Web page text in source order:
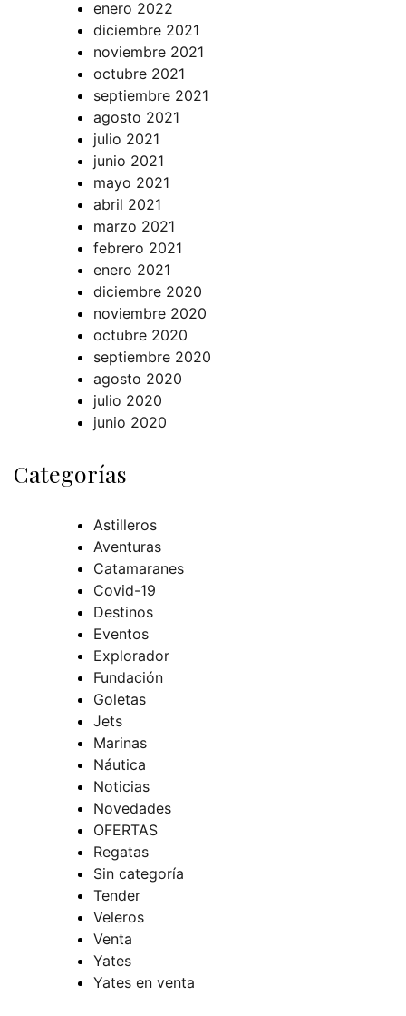
enero 2022
diciembre 2021
noviembre 2021
octubre 2021
septiembre 2021
agosto 2021
julio 2021
junio 2021
mayo 2021
abril 2021
marzo 2021
febrero 2021
enero 2021
diciembre 2020
noviembre 2020
octubre 2020
septiembre 2020
agosto 2020
julio 2020
junio 2020
Categorías
Astilleros
Aventuras
Catamaranes
Covid-19
Destinos
Eventos
Explorador
Fundación
Goletas
Jets
Marinas
Náutica
Noticias
Novedades
OFERTAS
Regatas
Sin categoría
Tender
Veleros
Venta
Yates
Yates en venta